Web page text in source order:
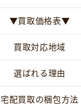
▼買取価格表▼
買取対応地域
選ばれる理由
宅配買取の梱包方法